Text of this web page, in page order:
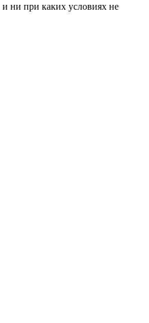
и ни при каких условиях не